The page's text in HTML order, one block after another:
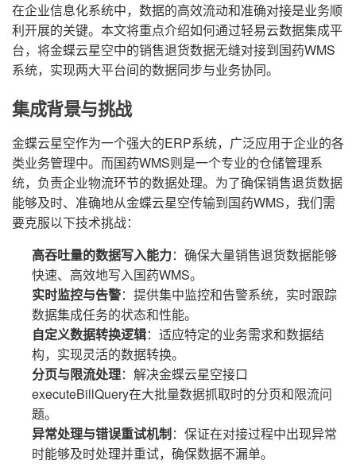
在企业信息化系统中，数据的高效流动和准确对接是业务顺
利开展的关键。本文将重点介绍如何通过轻易云数据集成平
台，将金蝶云星空中的销售退货数据无缝对接到国药WMS
系统，实现两大平台间的数据同步与业务协同。
集成背景与挑战
金蝶云星空作为一个强大的ERP系统，广泛应用于企业的各
类业务管理中。而国药WMS则是一个专业的仓储管理系
统，负责企业物流环节的数据处理。为了确保销售退货数据
能够及时、准确地从金蝶云星空传输到国药WMS，我们需
要克服以下技术挑战：
高吞吐量的数据写入能力：确保大量销售退货数据能够
快速、高效地写入国药WMS。
实时监控与告警：提供集中监控和告警系统，实时跟踪
数据集成任务的状态和性能。
自定义数据转换逻辑：适应特定的业务需求和数据结
构，实现灵活的数据转换。
分页与限流处理：解决金蝶云星空接口
executeBillQuery在大批量数据抓取时的分页和限流问
题。
异常处理与错误重试机制：保证在对接过程中出现异常
时能够及时处理并重试，确保数据不漏单。